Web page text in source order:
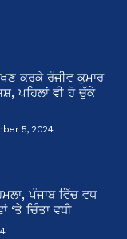
ਕਰਕੇ ਰੰਜੀਵ ਕੁਮਾਰ
ਪਹਿਲਾਂ ਵੀ ਹੋ ਚੁੱਕੇ
5, 2024
ਪੰਜਾਬ ਵਿੱਚ ਵਧ
‘ਤੇ ਚਿੰਤਾ ਵਧੀ